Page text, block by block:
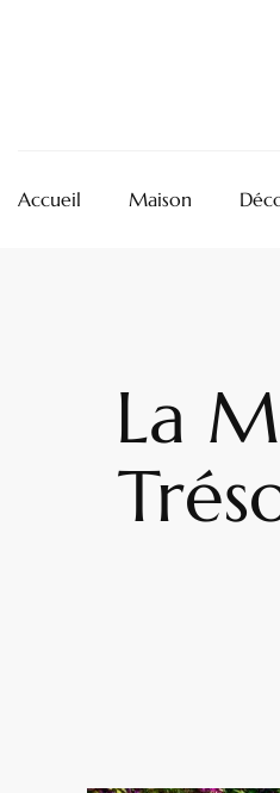
Accueil Maison
La